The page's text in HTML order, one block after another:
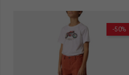
-50%